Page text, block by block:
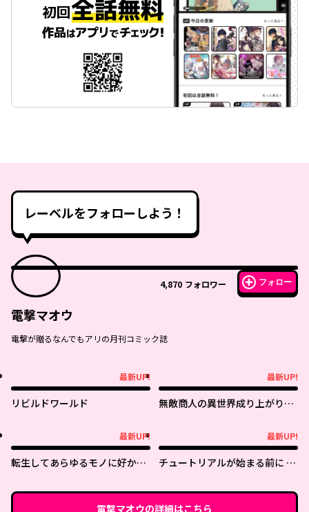
レーベルをフォローしよう！
4,870 フォロワー フォロー
電撃マオウ
電撃が贈るなんでもアリの月刊コミック誌
最新UP!
リビルドワールド
最新UP!
無敵商人の異世界成り上がり物
せるスキルがあるので異世界で
は楽勝です～
最新UP!
転生してあらゆるモノに好かれ
生きて行く
最新UP!
チュートリアルが始まる前に ボ
俺ができる幾つかの事
電撃マオウの詳細はこちら